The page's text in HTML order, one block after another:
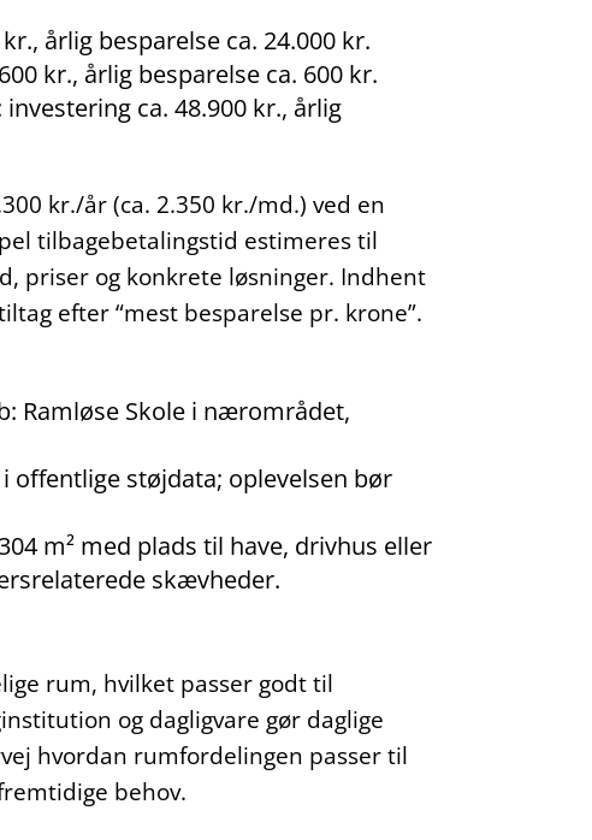
årlig besparelse ca. 24.000 kr.
kr., årlig besparelse ca. 600 kr.
ca. 48.900 kr., årlig
kr./år (ca. 2.350 kr./md.) ved en
tilbagebetalingstid estimeres til
priser og konkrete løsninger. Indhent
efter “mest besparelse pr. krone”.
Ramløse Skole i nærområdet,
støjdata; oplevelsen bør
m² med plads til have, drivhus eller
skævheder.
rum, hvilket passer godt til
og dagligvare gør daglige
hvordan rumfordelingen passer til
behov.